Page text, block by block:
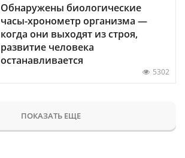
Обнаружены биологические
часы-хронометр организма —
когда они выходят из строя,
развитие человека
останавливается
5302
ПОКАЗАТЬ ЕЩЕ